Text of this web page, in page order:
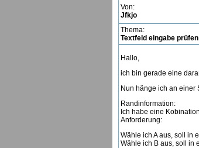
Von:
Jfkjo
Thema:
Textfeld eingabe
Hallo,
ich bin gerade eine
Nun hänge ich an einer
Randinformation:
Ich habe eine
Anforderung:
Wähle ich A aus, soll in
Wähle ich B aus, soll in